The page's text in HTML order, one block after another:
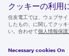
ニュースルーム
IR情報
採用情報
クッキーの利用
住友電工では、ウェブサ
したもの、に関してクッ
い。合わせて個人情報保
Necessary cookies On